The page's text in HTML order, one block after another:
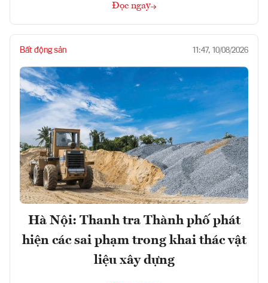
Đọc ngay
Bất động sản 11:47, 10/08/2026
Hà Nội: Thanh tra Thành phố phát
hiện các sai phạm trong khai thác vật
liệu xây dựng